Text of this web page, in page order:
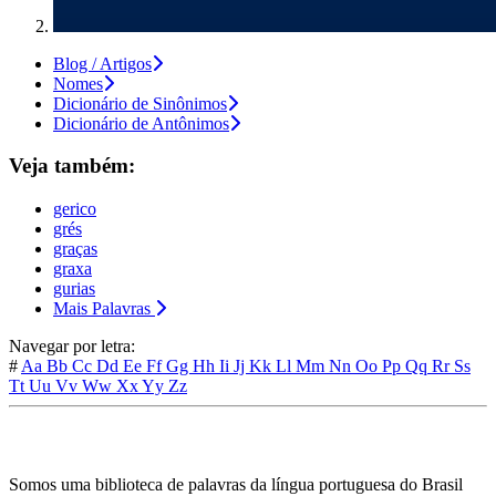
Blog / Artigos
Nomes
Dicionário de Sinônimos
Dicionário de Antônimos
Veja também:
gerico
grés
graças
graxa
gurias
Mais Palavras
Navegar por letra:
# Aa Bb Cc Dd Ee FfGg Hh Ii Jj Kk Ll Mm Nn Oo Pp Qq Rr Ss
Tt Uu Vv Ww XxYy Zz
Somos uma biblioteca de palavras da língua portuguesa do Brasil